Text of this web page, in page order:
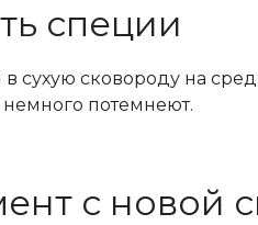
специи
сухую сковороду на
потемнеют.
с новой